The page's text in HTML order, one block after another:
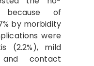
because of
by morbidity
were
(2.2%), mild
and contact